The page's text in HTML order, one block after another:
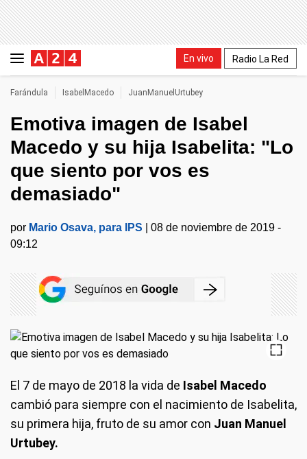
En vivo Radio La Red
Farándula IsabelMacedo JuanManuelUrtubey
Emotiva imagen de Isabel
Macedo y su hija Isabelita: "Lo
que siento por vos es
demasiado"
por Mario Osava, para IPS
08 de noviembre de 2019 -
09:12
El 7 de mayo de 2018 la vida de Isabel Macedo
cambió para siempre con el nacimiento de Isabelita,
su primera hija, fruto de su amor con Juan Manuel
Urtubey.